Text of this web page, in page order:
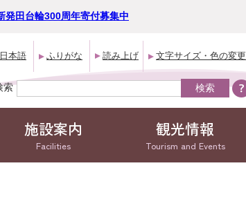
発田台輪300周年寄付募集中
本語 ふりがな 読み上げ 文字サイズ・色の変更
索
施設案内
Facilities
観光情報
Tourism and Events